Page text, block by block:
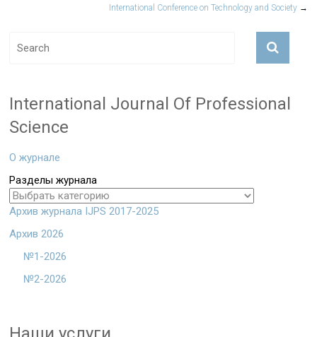
International Conference on Technology and Society →
International Journal Of Professional
Science
О журнале
Разделы журнала
Архив журнала IJPS 2017-2025
Архив 2026
№1-2026
№2-2026